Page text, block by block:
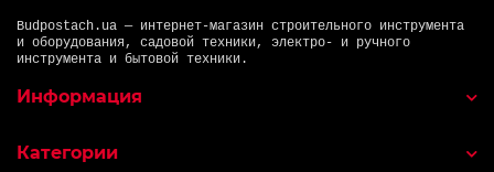
Budpostach.ua — интернет-магазин строительного инструмента
и оборудования, садовой техники, электро- и ручного
инструмента и бытовой техники.
Информация
Категории